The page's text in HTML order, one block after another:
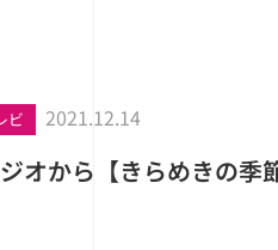
ビ 2021.12.14
オから【きらめきの季